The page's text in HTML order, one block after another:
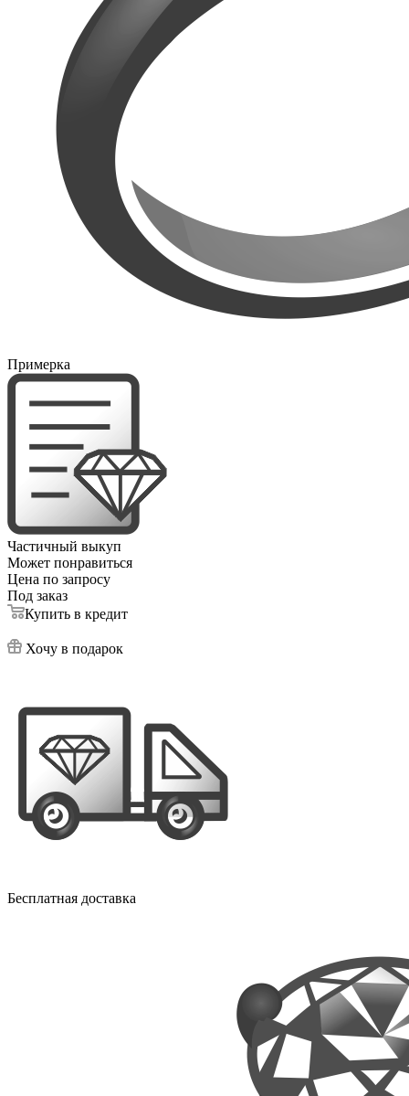
Примерка
Частичный выкуп
Может понравиться
Цена по запросу
Под заказ
Купить в кредит
Хочу в подарок
Бесплатная доставка